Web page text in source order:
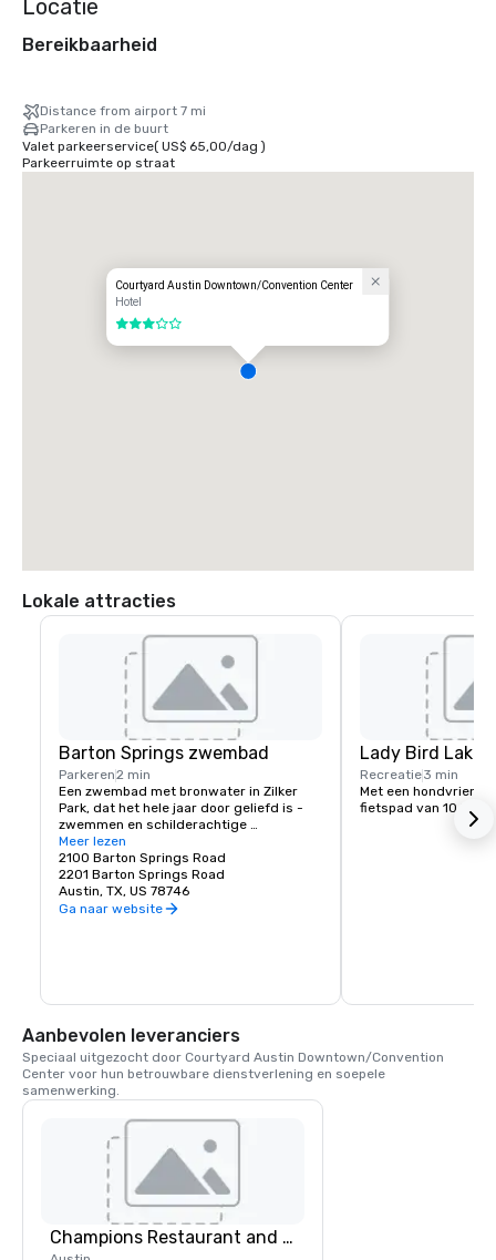
Locatie
Bereikbaarheid
Distance from airport 7 mi
Parkeren in de buurt
Valet parkeerservice( US$ 65,00/dag )
Parkeerruimte op straat
Courtyard Austin Downtown/Convention Center
Hotel
3 van 5
Lokale attracties
Barton Springs zwembad
Parkeren2 min
Een zwembad met bronwater in Zilker
Park, dat het hele jaar door geliefd is -
zwemmen en schilderachtige
ontspanning in de buitenlucht.
Meer lezen
2100 Barton Springs Road
2201 Barton Springs Road
Austin, TX, US 78746
Ga naar website
Lady Bird Lake
Recreatie3 min
Met een
fietspad van 10 km
Aanbevolen leveranciers
Speciaal uitgezocht door Courtyard Austin Downtown/Convention
Center voor hun betrouwbare dienstverlening en soepele
samenwerking.
Champions Restaurant and Bar